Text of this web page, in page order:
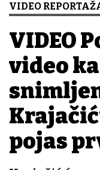
VIDEO
VIDEO
video
pojas